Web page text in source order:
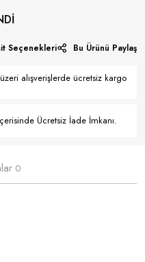
Seçenekleri Bu Ürünü Paylaş
alışverişlerde ücretsiz kargo
Ücretsiz İade İmkanı.
0